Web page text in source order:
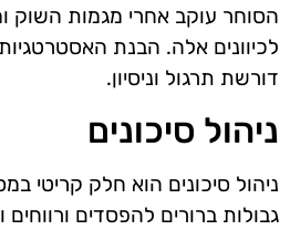
הסוחר עוקב אחרי מגמות
לכיוונים אלה. הבנת
דורשת תרגול וניסיון.
ניהול סיכונים
ניהול סיכונים הוא חלק קריטי
גבולות ברורים להפסדים